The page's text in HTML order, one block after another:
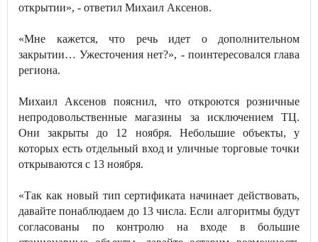
открытии», - ответил Михаил Аксенов.
«Мне кажется, что речь идет о дополнительном
закрытии… Ужесточения нет?», - поинтересовался глава
региона.
Михаил Аксенов пояснил, что откроются розничные
непродовольственные магазины за исключением ТЦ.
Они закрыты до 12 ноября. Небольшие объекты, у
которых есть отдельный вход и уличные торговые точки
открываются с 13 ноября.
«Так как новый тип сертификата начинает действовать,
давайте понаблюдаем до 13 числа. Если алгоритмы будут
согласованы по контролю на входе в большие